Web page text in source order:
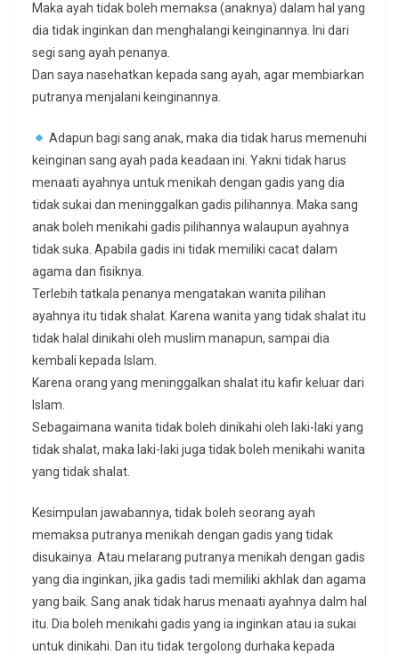
Maka ayah tidak boleh memaksa (anaknya) dalam hal yang
dia tidak inginkan dan menghalangi keinginannya. Ini dari
segi sang ayah penanya.
Dan saya nasehatkan kepada sang ayah, agar membiarkan
putranya menjalani keinginannya.
Adapun bagi sang anak, maka dia tidak harus memenuhi
keinginan sang ayah pada keadaan ini. Yakni tidak harus
menaati ayahnya untuk menikah dengan gadis yang dia
tidak sukai dan meninggalkan gadis pilihannya. Maka sang
anak boleh menikahi gadis pilihannya walaupun ayahnya
tidak suka. Apabila gadis ini tidak memiliki cacat dalam
agama dan fisiknya.
Terlebih tatkala penanya mengatakan wanita pilihan
ayahnya itu tidak shalat. Karena wanita yang tidak shalat itu
tidak halal dinikahi oleh muslim manapun, sampai dia
kembali kepada Islam.
Karena orang yang meninggalkan shalat itu kafir keluar dari
Islam.
Sebagaimana wanita tidak boleh dinikahi oleh laki-laki yang
tidak shalat, maka laki-laki juga tidak boleh menikahi wanita
yang tidak shalat.
Kesimpulan jawabannya, tidak boleh seorang ayah
memaksa putranya menikah dengan gadis yang tidak
disukainya. Atau melarang putranya menikah dengan gadis
yang dia inginkan, jika gadis tadi memiliki akhlak dan agama
yang baik. Sang anak tidak harus menaati ayahnya dalm hal
itu. Dia boleh menikahi gadis yang ia inginkan atau ia sukai
untuk dinikahi. Dan itu tidak tergolong durhaka kepada